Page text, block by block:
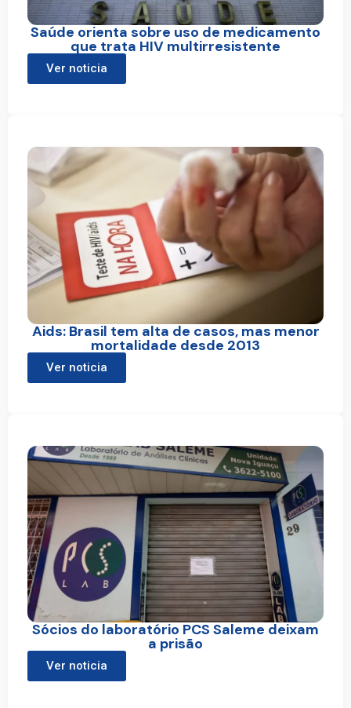
Saúde orienta sobre uso de medicamento
que trata HIV multirresistente
Ver noticia
Aids: Brasil tem alta de casos, mas menor
mortalidade desde 2013
Ver noticia
Sócios do laboratório PCS Saleme deixam
a prisão
Ver noticia